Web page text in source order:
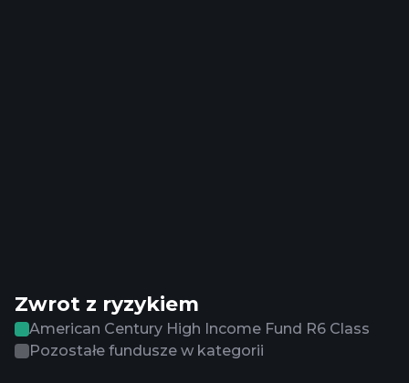
Zwrot z ryzykiem
American Century High Income Fund R6 Class
Pozostałe fundusze w kategorii